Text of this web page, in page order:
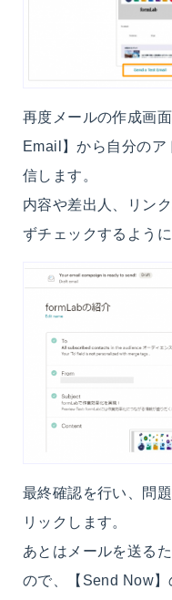
再度メールの作成画
Email】から自分のア
信します。
内容や差出人、リン
ずチェックするよう
最終確認を行い、問
リックします。
あとはメールを送る
ので、【Send Now